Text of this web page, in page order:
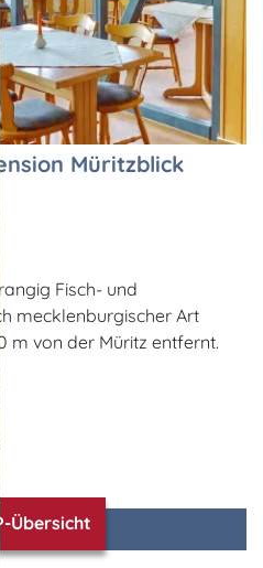
Müritzblick
Fisch- und
mecklenburgischer Art
m von der Müritz entfernt.
Übersicht